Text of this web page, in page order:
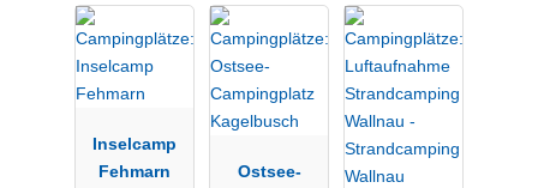
Inselcamp
Fehmarn
Ostsee-